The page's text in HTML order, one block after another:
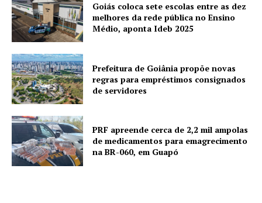
Goiás coloca sete escolas entre as dez
melhores da rede pública no Ensino
Médio, aponta Ideb 2025
Prefeitura de Goiânia propõe novas
regras para empréstimos consignados
de servidores
PRF apreende cerca de 2,2 mil ampolas
de medicamentos para emagrecimento
na BR-060, em Guapó